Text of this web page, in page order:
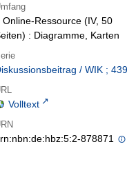
Online-Ressource (IV, 50
: Diagramme, Karten
/ WIK ; 439
Volltext
878871